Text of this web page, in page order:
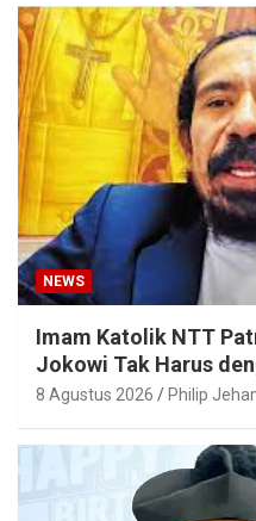
NEWS
Imam Katolik NTT
Jokowi Tak Harus
8 Agustus 2026 Philip